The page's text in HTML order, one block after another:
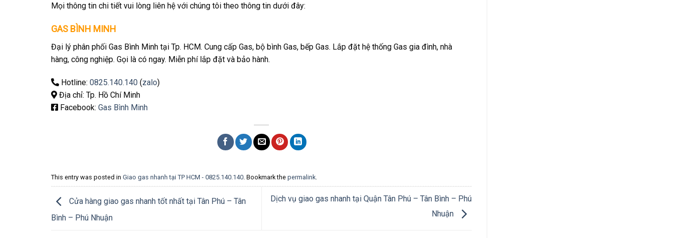
Mọi thông tin chi tiết vui lòng liên hệ với chúng tôi theo thông tin dưới đây:
GAS BÌNH MINH
Đại lý phân phối Gas Bình Minh tại Tp. HCM. Cung cấp Gas, bộ bình Gas, bếp Gas. Lắp đặt hệ thống Gas gia đình, nhà
hàng, công nghiệp. Gọi là có ngay. Miễn phí lắp đặt và bảo hành.
Hotline: 0825.140.140 (zalo)
Địa chỉ: Tp. Hồ Chí Minh
Facebook: Gas Bình Minh
This entry was posted in Giao gas nhanh tại TP HCM - 0825.140.140 . Bookmark the permalink
Cửa hàng giao gas nhanh tốt nhất tại Tân Phú – Tân
Bình – Phú Nhuận
Dịch vụ giao gas nhanh tại Quận Tân Phú – Tân Bình – Phú
Nhuận